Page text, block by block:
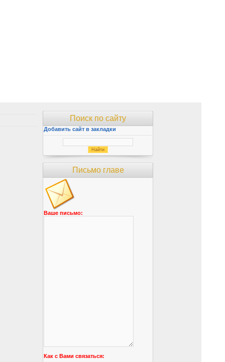
Поиск по сайту
Добавить сайт в закладки
Письмо главе
Ваше письмо:
Как с Вами связаться: